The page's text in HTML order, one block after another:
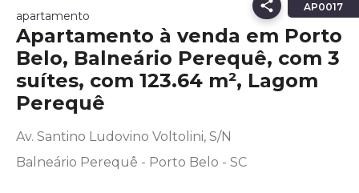
AP0017
apartamento
Apartamento à venda em Porto
Belo, Balneário Perequê, com 3
suítes, com 123.64 m², Lagom
Perequê
Av. Santino Ludovino Voltolini, S/N
Balneário Perequê - Porto Belo - SC